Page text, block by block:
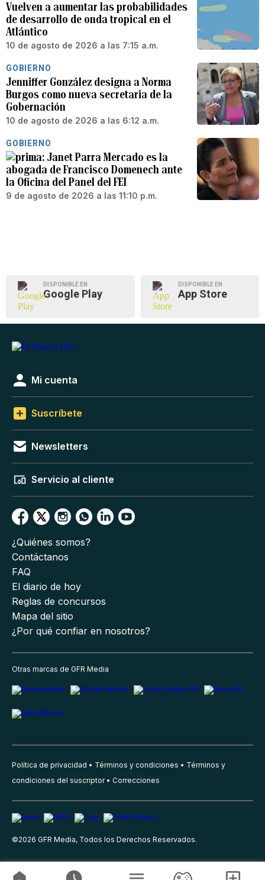
Vuelven a aumentar las probabilidades
de desarrollo de onda tropical en el
Atlántico
10 de agosto de 2026 a las 7:15 a.m.
GOBIERNO
Jenniffer González designa a Norma
Burgos como nueva secretaria de la
Gobernación
10 de agosto de 2026 a las 6:12 a.m.
GOBIERNO
Janet Parra Mercado es la
abogada de Francisco Domenech ante
la Oficina del Panel del FEI
9 de agosto de 2026 a las 11:10 p.m.
DISPONIBLE EN
Google Play
DISPONIBLE EN
App Store
Mi cuenta
Suscríbete
Newsletters
Servicio al cliente
¿Quiénes somos?
Contáctanos
FAQ
El diario de hoy
Reglas de concursos
Mapa del sitio
¿Por qué confiar en nosotros?
Otras marcas de GFR Media
Política de privacidad Términos y condiciones
Términos y
condiciones del suscriptor
Correcciones
©2026 GFR Media, Todos los Derechos Reservados.